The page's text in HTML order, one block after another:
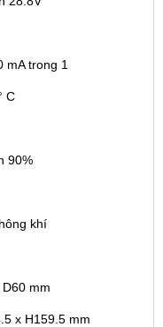
mA trong 1
C
90%
khí
mm
x H159.5 mm